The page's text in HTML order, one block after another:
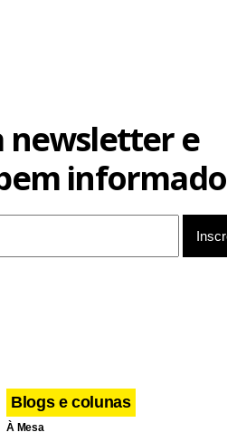
newsletter e
informado
Blogs e colunas
À Mesa